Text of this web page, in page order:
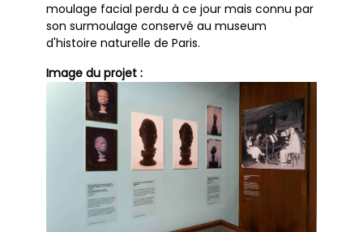
moulage facial perdu à ce jour mais connu par
son surmoulage conservé au museum
d'histoire naturelle de Paris.
Image du projet :